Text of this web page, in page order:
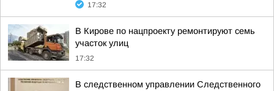
17:32
В Кирове по нацпроекту ремонтируют семь
участок улиц
17:32
В следственном управлении Следственного